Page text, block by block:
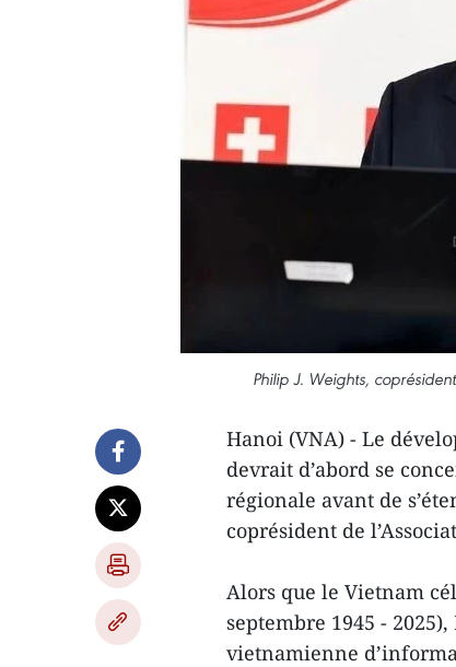
Philip J. Weights,
Hanoi (VNA) - Le
devrait d’abord se
régionale avant de
coprésident de
Alors que le Vietnam
septembre 1945 -
vietnamienne